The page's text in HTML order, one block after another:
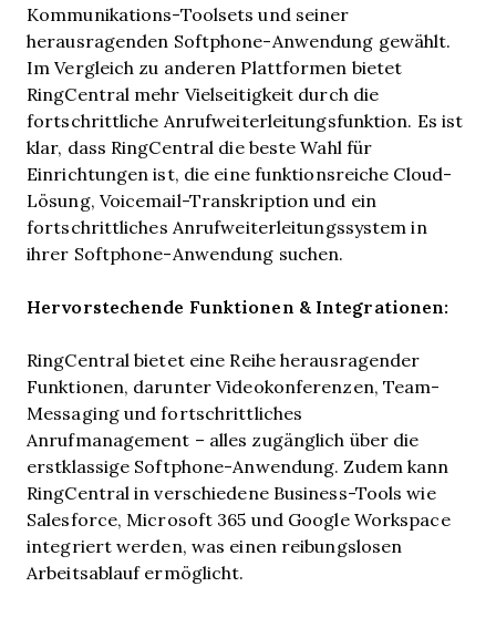
Kommunikations-Toolsets und seiner
herausragenden Softphone-Anwendung gewählt.
Im Vergleich zu anderen Plattformen bietet
RingCentral mehr Vielseitigkeit durch die
fortschrittliche Anrufweiterleitungsfunktion. Es ist
klar, dass RingCentral die beste Wahl für
Einrichtungen ist, die eine funktionsreiche Cloud-
Lösung, Voicemail-Transkription und ein
fortschrittliches Anrufweiterleitungssystem in
ihrer Softphone-Anwendung suchen.
Hervorstechende Funktionen & Integrationen:
RingCentral bietet eine Reihe herausragender
Funktionen, darunter Videokonferenzen, Team-
Messaging und fortschrittliches
Anrufmanagement – alles zugänglich über die
erstklassige Softphone-Anwendung. Zudem kann
RingCentral in verschiedene Business-Tools wie
Salesforce, Microsoft 365 und Google Workspace
integriert werden, was einen reibungslosen
Arbeitsablauf ermöglicht.